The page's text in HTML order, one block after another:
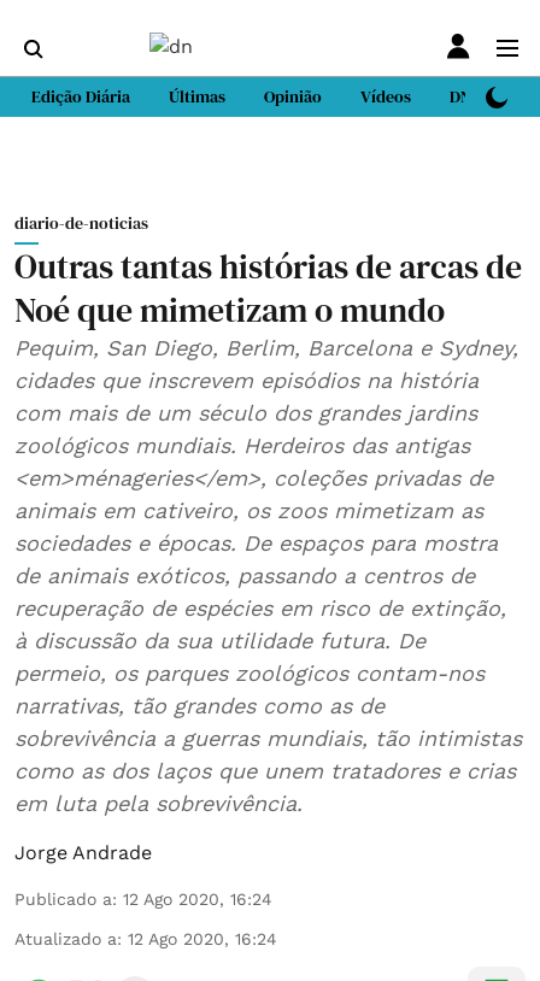
Edição Diária Últimas Opinião Vídeos DN Sport
diario-de-noticias
Outras tantas histórias de arcas de
Noé que mimetizam o mundo
Pequim, San Diego, Berlim, Barcelona e Sydney,
cidades que inscrevem episódios na história
com mais de um século dos grandes jardins
zoológicos mundiais. Herdeiros das antigas
<em>ménageries</em>, coleções privadas de
animais em cativeiro, os zoos mimetizam as
sociedades e épocas. De espaços para mostra
de animais exóticos, passando a centros de
recuperação de espécies em risco de extinção,
à discussão da sua utilidade futura. De
permeio, os parques zoológicos contam-nos
narrativas, tão grandes como as de
sobrevivência a guerras mundiais, tão intimistas
como as dos laços que unem tratadores e crias
em luta pela sobrevivência.
Jorge Andrade
Publicado a: 12 Ago 2020, 16:24
Atualizado a: 12 Ago 2020, 16:24